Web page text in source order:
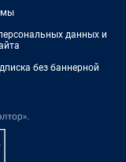
данных и
без баннерной